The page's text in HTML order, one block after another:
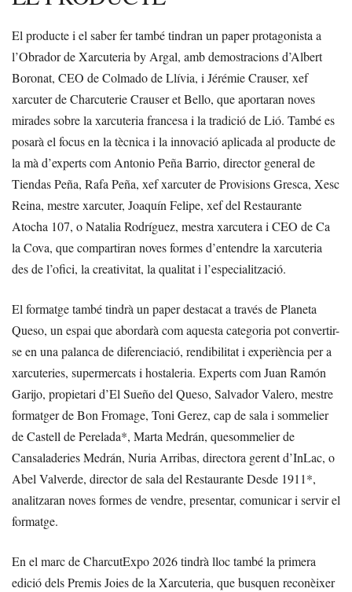
El producte i el saber fer també tindran un paper protagonista a
l’Obrador de Xarcuteria by Argal, amb demostracions d’Albert
Boronat, CEO de Colmado de Llívia, i Jérémie Crauser, xef
xarcuter de Charcuterie Crauser et Bello, que aportaran noves
mirades sobre la xarcuteria francesa i la tradició de Lió. També es
posarà el focus en la tècnica i la innovació aplicada al producte de
la mà d’experts com Antonio Peña Barrio, director general de
Tiendas Peña, Rafa Peña, xef xarcuter de Provisions Gresca, Xesc
Reina, mestre xarcuter, Joaquín Felipe, xef del Restaurante
Atocha 107, o Natalia Rodríguez, mestra xarcutera i CEO de Ca
la Cova, que compartiran noves formes d’entendre la xarcuteria
des de l’ofici, la creativitat, la qualitat i l’especialització.
El formatge també tindrà un paper destacat a través de Planeta
Queso, un espai que abordarà com aquesta categoria pot convertir-
se en una palanca de diferenciació, rendibilitat i experiència per a
xarcuteries, supermercats i hostaleria. Experts com Juan Ramón
Garijo, propietari d’El Sueño del Queso, Salvador Valero, mestre
formatger de Bon Fromage, Toni Gerez, cap de sala i sommelier
de Castell de Perelada*, Marta Medrán, quesommelier de
Cansaladeries Medrán, Nuria Arribas, directora gerent d’InLac, o
Abel Valverde, director de sala del Restaurante Desde 1911*,
analitzaran noves formes de vendre, presentar, comunicar i servir el
formatge.
En el marc de CharcutExpo 2026 tindrà lloc també la primera
edició dels Premis Joies de la Xarcuteria, que busquen reconèixer